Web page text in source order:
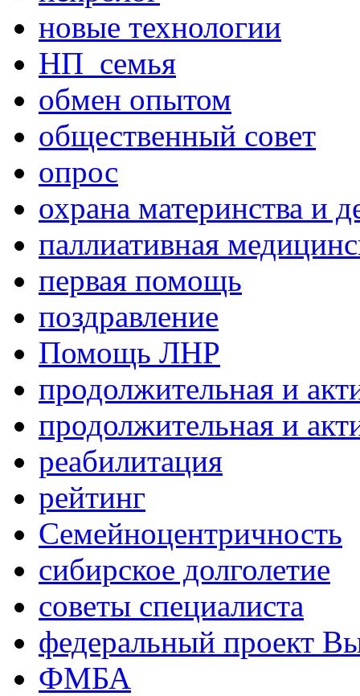
новые технологии
НП_семья
обмен опытом
общественный совет
опрос
охрана материнства и
паллиативная
первая помощь
поздравление
Помощь ЛНР
продолжительная и
продолжительная и
реабилитация
рейтинг
Семейноцентричность
сибирское долголетие
советы специалиста
федеральный проект
ФМБА